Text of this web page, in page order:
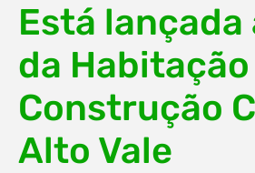
Está lançada
da Habitação
Construção
Alto Vale